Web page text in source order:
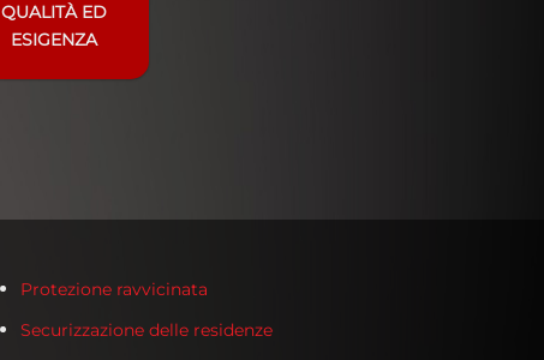
QUALITÀ ED
ESIGENZA
Protezione ravvicinata
Securizzazione delle residenze